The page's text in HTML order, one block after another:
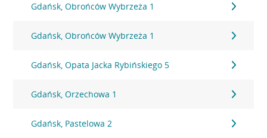
Gdańsk, Obrońców Wybrzeża 1
Gdańsk, Obrońców Wybrzeża 1
Gdańsk, Opata Jacka Rybińskiego 5
Gdańsk, Orzechowa 1
Gdańsk, Pastelowa 2